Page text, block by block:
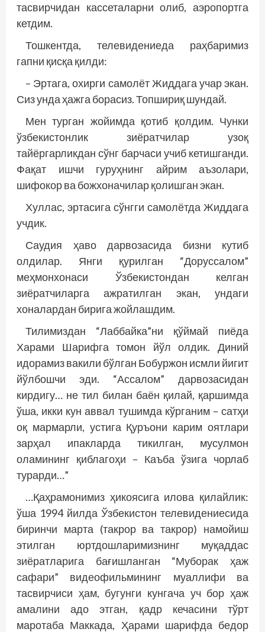
тасвирчидан кассеталарни олиб, аэропортга
кетдим.
Тошкентда, телевидениеда раҳбаримиз
гапни қисқа қилди:
– Эртага, охирги самолёт Жиддага учар экан.
Сиз унда ҳажга борасиз. Топшириқ шундай.
Мен турган жойимда қотиб қолдим. Чунки
ўзбе­кистонлик зиёратчилар узоқ
тайёргарликдан сўнг барчаси учиб кетишганди.
Фақат ишчи гуруҳнинг айрим аъзолари,
шифокор ва божхоначилар қолишган экан.
Хуллас, эртасига сўнгги самолётда Жиддага
учдик.
Саудия ҳаво дарвозасида бизни кутиб
олдилар. Янги қурилган “Доруссалом”
меҳмонхонаси Ўзбе­кистондан келган
зиёратчиларга ажратилган экан, ундаги
хоналардан бирига жойлашдим.
Тилимиздан “Лаббайка”ни қўймай пиёда
Харами Шарифга томон йўл олдик. Диний
идорамиз вакили бўлган Бобуржон исмли йигит
йўлбошчи эди. “Ассалом” дарвозасидан
кирдигу… не тил билан баён қилай, қаршимда
ўша, икки кун аввал тушимда кўрганим – сатҳи
оқ мармарли, устига Қуръони карим оятлари
зарҳал ипакларда тикилган, мусулмон
оламининг қиблагоҳи – Каъба ўзига чорлаб
турарди…”
…Қаҳрамонимиз ҳикоясига илова қилайлик:
ўша 1994 йилда Ўзбекистон телевидениесида
биринчи марта (такрор ва такрор) намойиш
этилган юртдош­ларимизнинг муқаддас
зиёратларига бағишланган “Муборак ҳаж
сафари” видеофильмининг муаллифи ва
тасвирчиси ҳам, бугунги кунгача уч бор ҳаж
амалини адо этган, қадр кечасини тўрт
маротаба Маккада, Ҳарами шарифда бедор